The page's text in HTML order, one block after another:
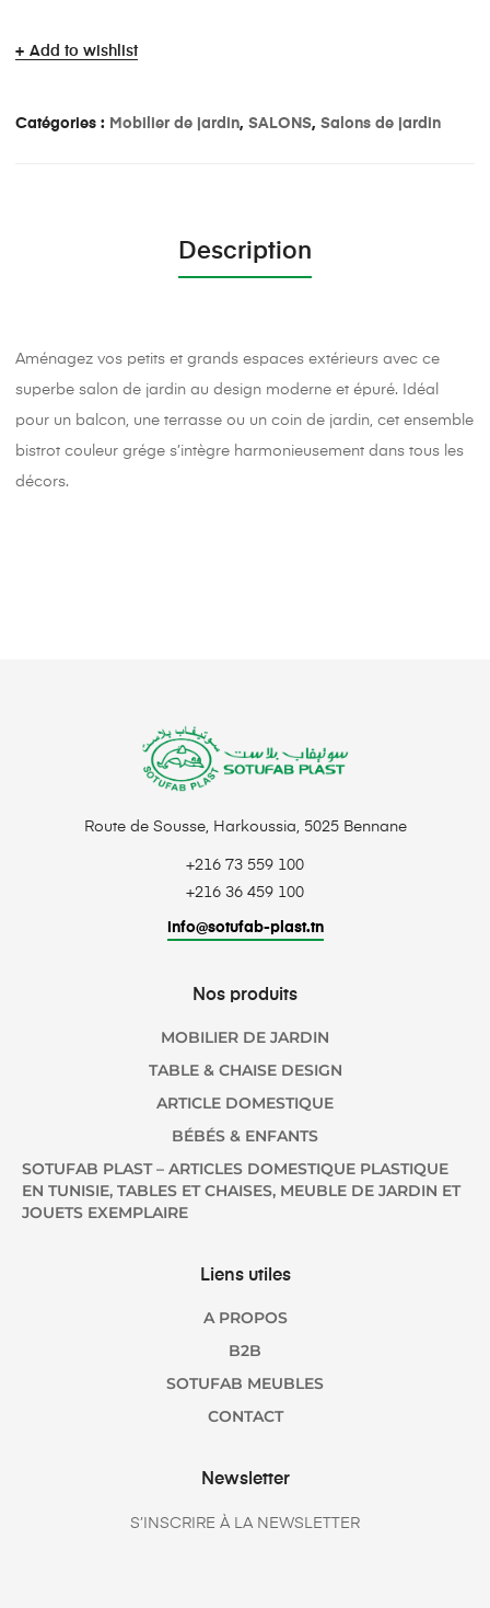
Add to wishlist
Catégories : Mobilier de jardin, SALONS, Salons de jardin
Description
Aménagez vos petits et grands espaces extérieurs avec ce
superbe salon de jardin au design moderne et épuré. Idéal
pour un balcon, une terrasse ou un coin de jardin, cet ensemble
bistrot couleur grége s’intègre harmonieusement dans tous les
décors.
Route de Sousse, Harkoussia, 5025 Bennane
+216 73 559 100
+216 36 459 100
info@sotufab-plast.tn
Nos produits
MOBILIER DE JARDIN
TABLE & CHAISE DESIGN
ARTICLE DOMESTIQUE
BÉBÉS & ENFANTS
SOTUFAB PLAST – ARTICLES DOMESTIQUE PLASTIQUE
EN TUNISIE, TABLES ET CHAISES, MEUBLE DE JARDIN ET
JOUETS EXEMPLAIRE
Liens utiles
A PROPOS
B2B
SOTUFAB MEUBLES
CONTACT
Newsletter
S’INSCRIRE À LA NEWSLETTER